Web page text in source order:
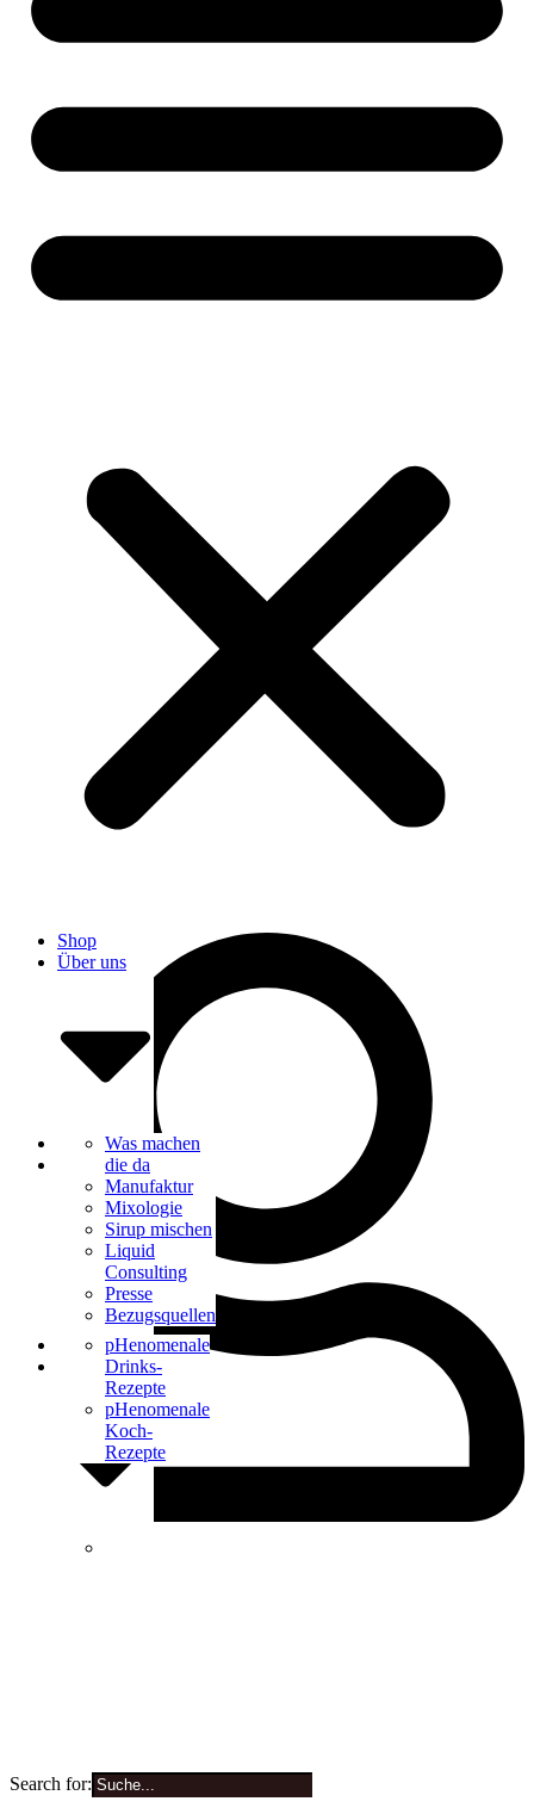
Shop
Über uns
Was machen
die da
Manufaktur
Mixologie
Sirup mischen
Liquid
Consulting
Presse
Bezugsquellen
Bar Catering
pHenomenale
Drinks-
Rezepte
pHenomenale
Koch-
Rezepte
Kontakt
Search for: